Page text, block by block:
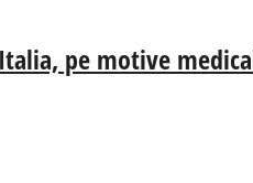
pe motive